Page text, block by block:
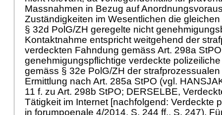
Massnahmen in Bezug auf
Zuständigkeiten im Wesentlichen die
§ 32d PolG/ZH geregelte nicht
Kontaktnahme entspricht weitgehend der
verdeckten Fahndung gemäss Art. 298a StPO
genehmigungspflichtige verdeckte
gemäss § 32e PolG/ZH der
Ermittlung nach Art. 285a StPO (vgl.
11 f. zu Art. 298b StPO; DERSELBE,
Tätigkeit im Internet [nachfolgend: Verdeckte
in forumpoenale 4/2014, S. 244 ff., S. 247).